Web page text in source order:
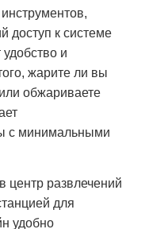
доступ к системе
и
жарите ли вы
обжариваете
с минимальными
центр развлечений
для
удобно